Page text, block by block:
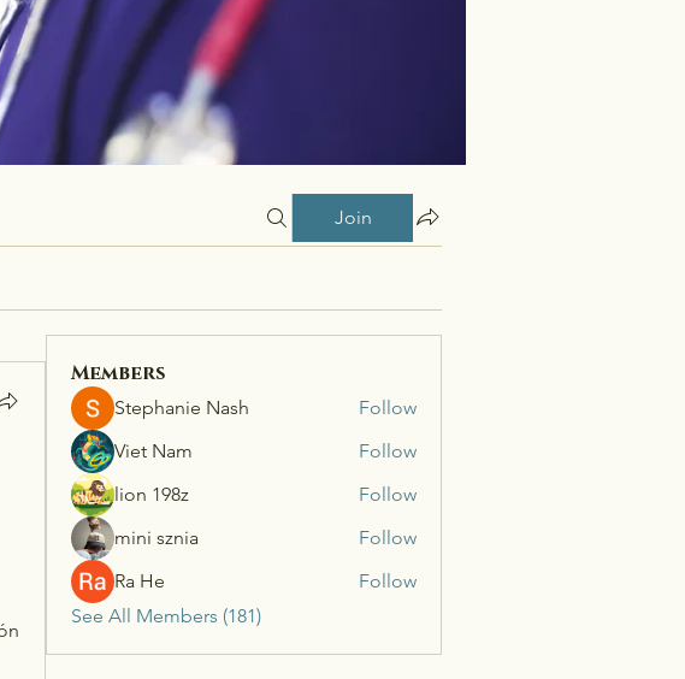
Join
Members
Stephanie Nash
Follow
Viet Nam
Follow
lion 198z
Follow
mini sznia
Follow
Ra He
Follow
See All Members (181)